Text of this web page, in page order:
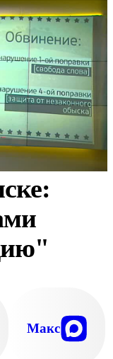
Макс